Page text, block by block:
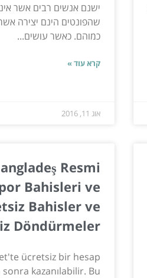
ישנם אנשים רבים אשר
שהפונטים הינם יצירה
כמוהם. כאשר עושים...
קרא עוד »
אוג 11, 2016
Resmi
Bahisleri ve
Bahisler ve
Döndürmeler
ücretsiz bir hesap
kazanılabilir. Bu